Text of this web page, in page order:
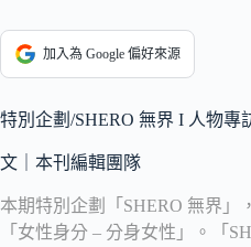
加入為 Google 偏好來源
特別企劃/SHERO 無界 I 人物專
文｜本刊編輯團隊
本期特別企劃「SHERO 無界」
「女性身分 – 分身女性」。「